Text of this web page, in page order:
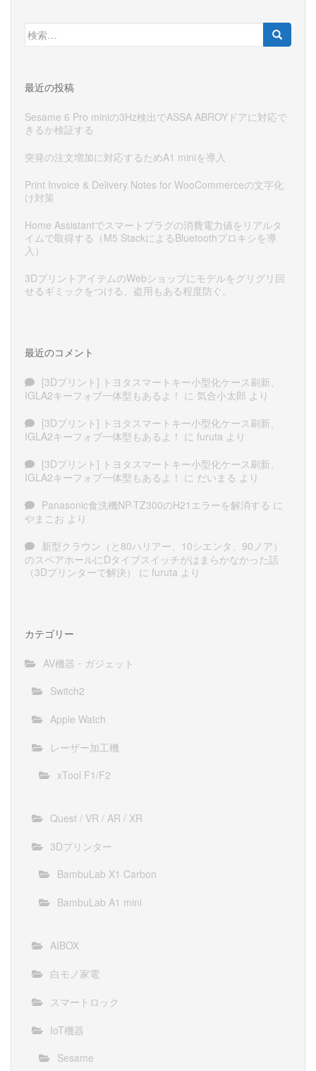
検
索:
最近の投稿
Sesame 6 Pro miniの3Hz検出でASSA ABROYドアに対応で
きるか検証する
突発の注文増加に対応するためA1 miniを導入
Print Invoice & Delivery Notes for WooCommerceの文字化
け対策
Home Assistantでスマートプラグの消費電力値をリアルタ
イムで取得する（M5 StackによるBluetoothプロキシを導
入）
3DプリントアイテムのWebショップにモデルをグリグリ回
せるギミックをつける。盗用もある程度防ぐ。
最近のコメント
[3Dプリント] トヨタスマートキー小型化ケース刷新、
IGLA2キーフォブ一体型もあるよ！ に 気合小太郎 より
[3Dプリント] トヨタスマートキー小型化ケース刷新、
IGLA2キーフォブ一体型もあるよ！ に furuta より
[3Dプリント] トヨタスマートキー小型化ケース刷新、
IGLA2キーフォブ一体型もあるよ！ に だいまる より
Panasonic食洗機NP-TZ300のH21エラーを解消する に
やまこお より
新型クラウン（と80ハリアー、10シエンタ、90ノア）
のスペアホールにDタイプスイッチがはまらかなかった話
（3Dプリンターで解決）
に furuta より
カテゴリー
AV機器・ガジェット
Switch2
Apple Watch
レーザー加工機
xTool F1/F2
Quest / VR / AR / XR
3Dプリンター
BambuLab X1 Carbon
BambuLab A1 mini
AIBOX
白モノ家電
スマートロック
IoT機器
Sesame